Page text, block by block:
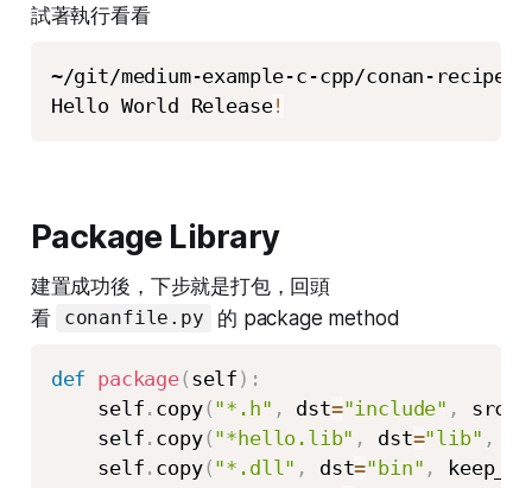
試著執行看看
~/git/medium-example-c-cpp/conan-
Hello World Release!
Package Library
建置成功後，下步就是打包，回頭
看
conanfile.py 的 package method
def package( self ) :
    self
. copy( "*.h" , dst="include" , src
    self
. copy( "*hello.lib" , dst="lib" ,
    self
. copy( "*.dll" , dst="bin" ,